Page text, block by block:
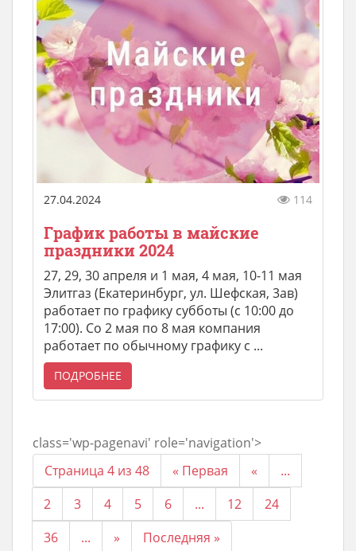
27.04.2024 114
График работы в майские
праздники 2024
27, 29, 30 апреля и 1 мая, 4 мая, 10-11 мая
Элитгаз (Екатеринбург, ул. Шефская, 3ав)
работает по графику субботы (с 10:00 до
17:00). Со 2 мая по 8 мая компания
работает по обычному графику с ...
ПОДРОБНЕЕ
class='wp-pagenavi' role='navigation'>
Страница 4 из 48
« Первая «
...
2
3 4 5 6 ... 12
24
36
... » Последняя »